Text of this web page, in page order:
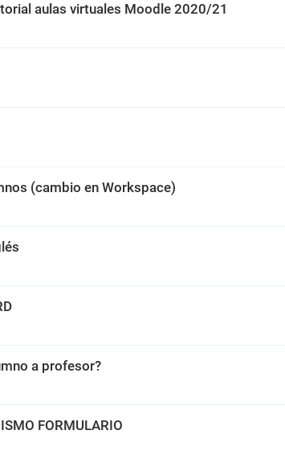
aulas virtuales Moodle 2020/21
(cambio en Workspace)
a profesor?
FORMULARIO